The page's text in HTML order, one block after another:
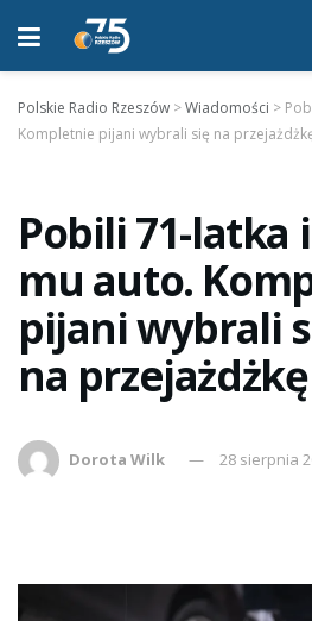
Polskie Radio Rzeszów >Wiadomości >
Kompletnie pijani wybrali się na
Pobili 71-latka
mu auto.
pijani wybrali
na przejażdżkę
Dorota Wilk 28 sierpnia